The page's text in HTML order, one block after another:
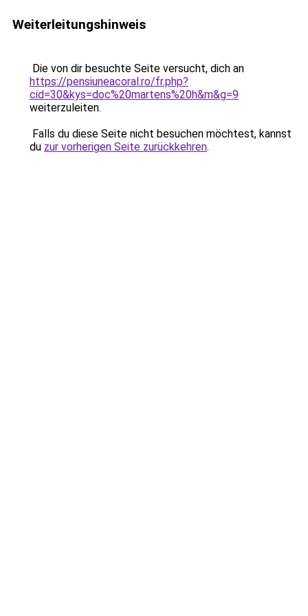
Weiterleitungshinweis
Die von dir besuchte Seite versucht, dich an
https://pensiuneacoral.ro/fr.php?
cid=30&kys=doc%20martens%20h&m&g=9
weiterzuleiten.
Falls du diese Seite nicht besuchen möchtest, kannst
du zur vorherigen Seite zurückkehren.